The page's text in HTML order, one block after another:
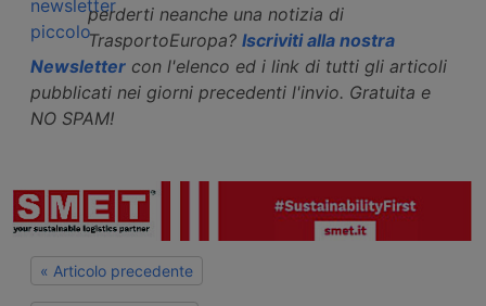
perderti neanche una notizia di
TrasportoEuropa? Iscriviti alla nostra
Newsletter con l'elenco ed i link di tutti gli articoli
pubblicati nei giorni precedenti l'invio. Gratuita e
NO SPAM!
« Articolo precedente